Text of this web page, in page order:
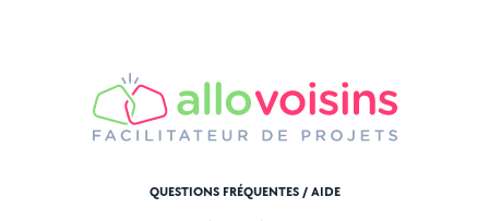
QUESTIONS FRÉQUENTES / AIDE